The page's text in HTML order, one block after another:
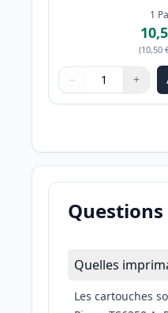
1
(10,50
Quantité
Utilisez les boutons
− +
Quantité
Quelles
Les cartouches